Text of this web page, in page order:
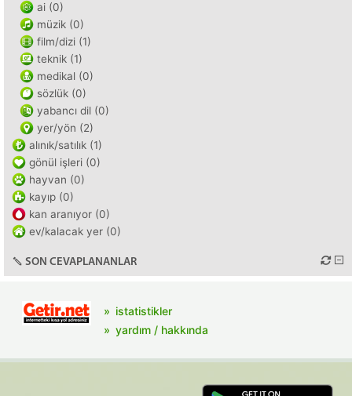
ai (0)
müzik (0)
film/dizi (1)
teknik (1)
medikal (0)
sözlük (0)
yabancı dil (0)
yer/yön (2)
alınık/satılık (1)
gönül işleri (0)
hayvan (0)
kayıp (0)
kan aranıyor (0)
ev/kalacak yer (0)
SON CEVAPLANANLAR
istatistikler
yardım / hakkında